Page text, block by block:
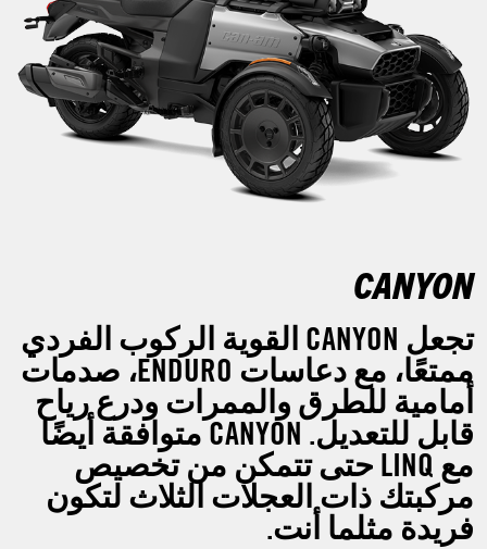
CANYON
تجعل CANYON القوية الركوب الفردي
ممتعًا، مع دعاسات ENDURO، صدمات
أمامية للطرق والممرات ودرع رياح
قابل للتعديل. CANYON متوافقة أيضًا
مع LINQ حتى تتمكن من تخصيص
مركبتك ذات العجلات الثلاث لتكون
فريدة مثلما أنت.